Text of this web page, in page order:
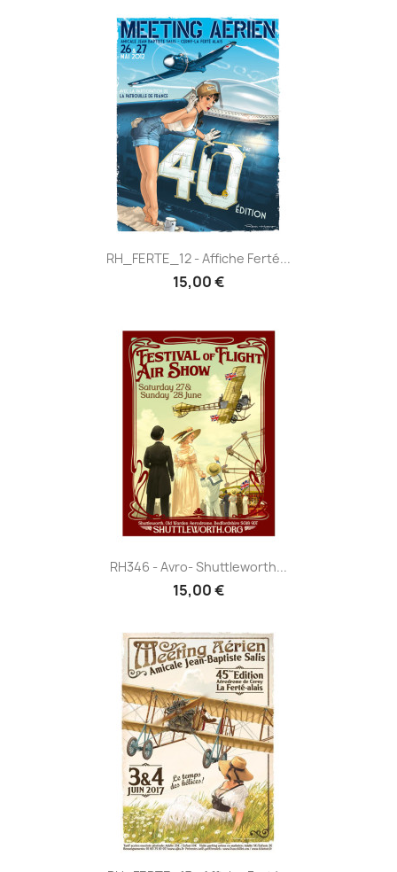
RH_FERTE_12 - Affiche Ferté...
15,00 €
RH346 - Avro- Shuttleworth...
15,00 €